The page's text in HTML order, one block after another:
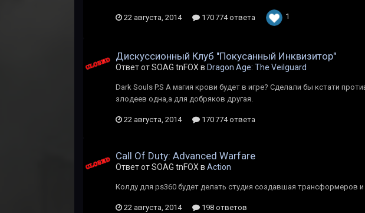
22 августа, 2014 170 774 ответа 1
Дискуссионный Клуб "Покусанный Инквизитор"
Ответ от SOAG tnFOX в Dragon Age: The Veilguard
Dark Souls P.S А магия крови будет в игре? Сделали бы кстати
злодеев одна,а для добряков другая.
22 августа, 2014 170 774 ответа
Call Of Duty: Advanced Warfare
Ответ от SOAG tnFOX в Action
Колду для ps360 будет делать студия создавшая трансформеров и
22 августа, 2014 198 ответов